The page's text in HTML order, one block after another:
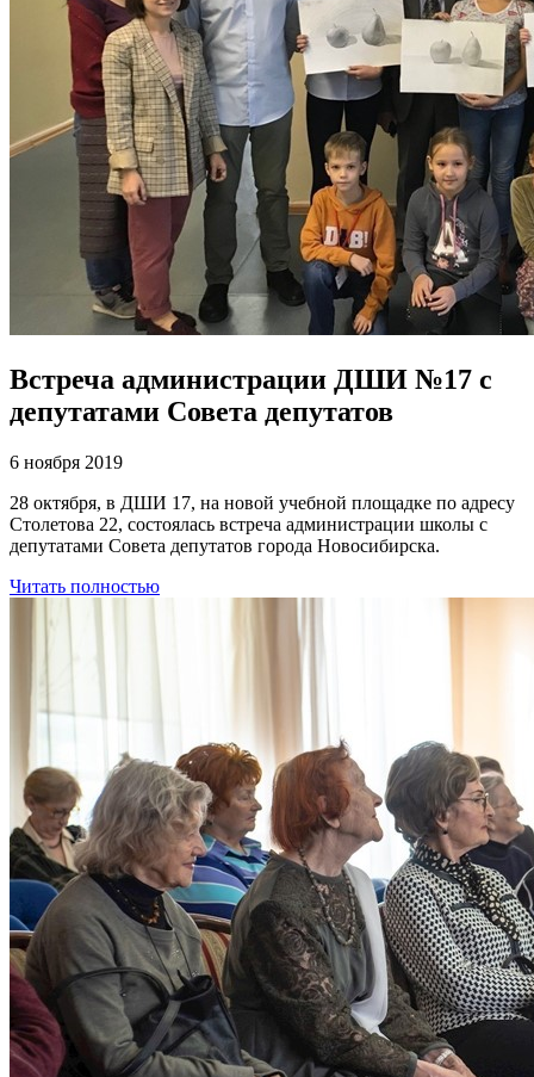
Встреча администрации ДШИ №17 с
депутатами Совета депутатов
6 ноября 2019
28 октября, в ДШИ 17, на новой учебной площадке по адресу
Столетова 22, состоялась встреча администрации школы с
депутатами Совета депутатов города Новосибирска.
Читать полностью